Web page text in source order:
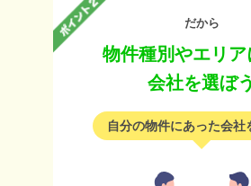
だから
物件種別やエリア
会社を選ぼう
自分の物件にあった会社